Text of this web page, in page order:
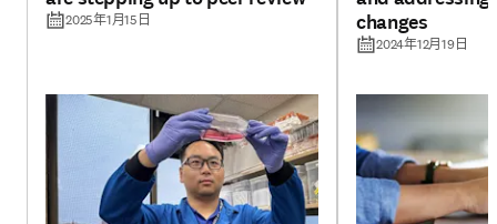
2025年1月15日
changes
2024年12月19日